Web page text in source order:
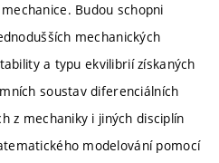
Budou schopni
mechanických
a typu ekvilibrií získaných
soustav diferenciálních
z mechaniky i jiných disciplín
modelování pomocí